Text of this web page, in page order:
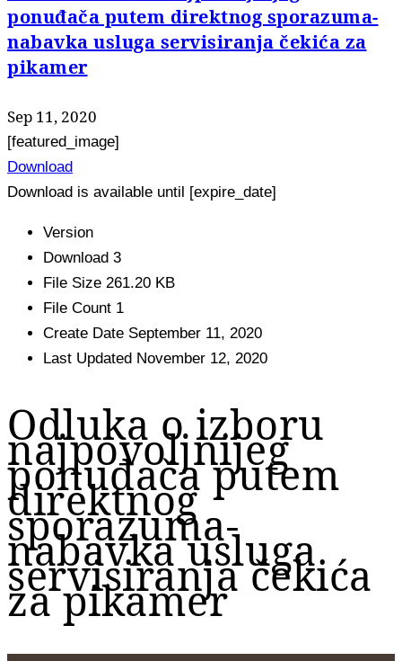
ponuđača putem direktnog sporazuma-
nabavka usluga servisiranja čekića za
pikamer
Sep 11, 2020
[featured_image]
Download
Download is available until [expire_date]
Version
Download 3
File Size 261.20 KB
File Count 1
Create Date September 11, 2020
Last Updated November 12, 2020
Odluka o izboru
najpovoljnijeg
ponuđača putem
direktnog
sporazuma-
nabavka usluga
servisiranja čekića
za pikamer